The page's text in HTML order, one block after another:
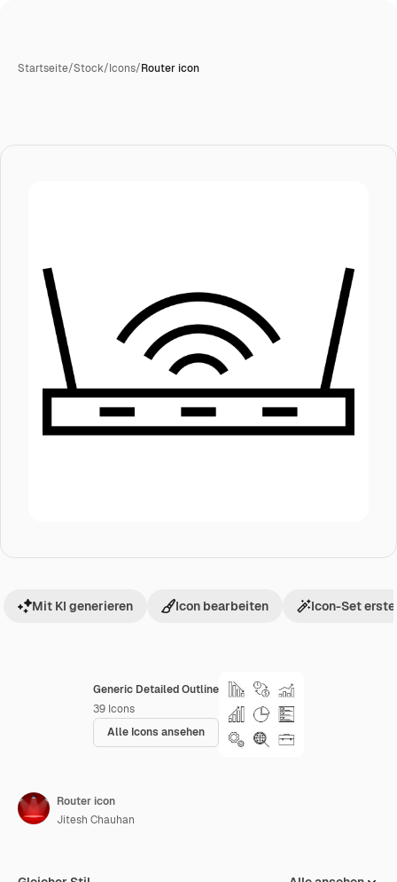
Startseite/Stock/Icons/Router icon
Generic Detailed Outline
39 Icons
Alle Icons ansehen
Mit KI generieren Icon bearbeiten Icon-Set
Router icon
Jitesh Chauhan